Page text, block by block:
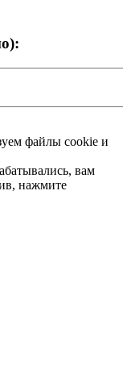
файлы cookie и
вам
нажмите